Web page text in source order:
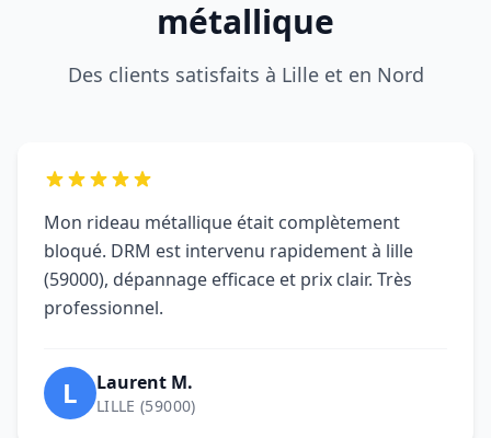
métallique
Des clients satisfaits à Lille et en Nord
Mon rideau métallique était complètement
bloqué. DRM est intervenu rapidement à lille
(59000), dépannage efficace et prix clair. Très
professionnel.
L Laurent M.
LILLE (59000)